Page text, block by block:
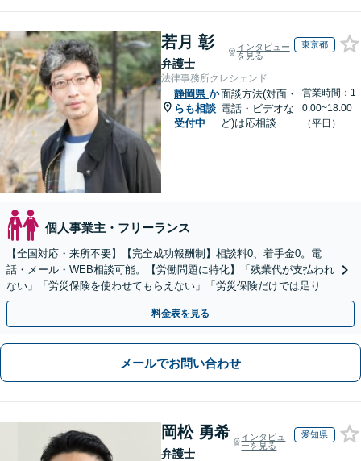
若月 彰
弁護士
インタビュー
を見る
東京都
法律事務所クレシェンド
静岡県 か
らも相談
受付中
面談方法(対面・
電話・ビデオな
ど)は応相談
営業時間：1
0:00~18:00
（平日）
個人事業主・フリーランス
【全国対応・来所不要】【完全成功報酬制】相談料0、着手金0。電
話・メール・WEB相談可能。【労働問題に特化】「残業代が支払われ
ない」「労災保険を使わせてもらえない」「労災保険だけでは足りな
い。損害賠償請求したい」など労働問題はお任せを。
料金表を見る
メールでお問い合わせ
岡松 勇希
弁護士
インタビュ
ーを見る
愛知県